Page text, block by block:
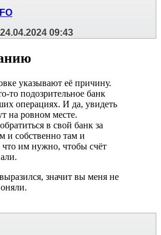
24.04.2024 09:43
указывают её причину.
то подозрительное банк
операциях. И да, увидеть
на ровном месте.
в свой банк за
и собственно там и
что им нужно, чтобы счёт
значит вы меня не